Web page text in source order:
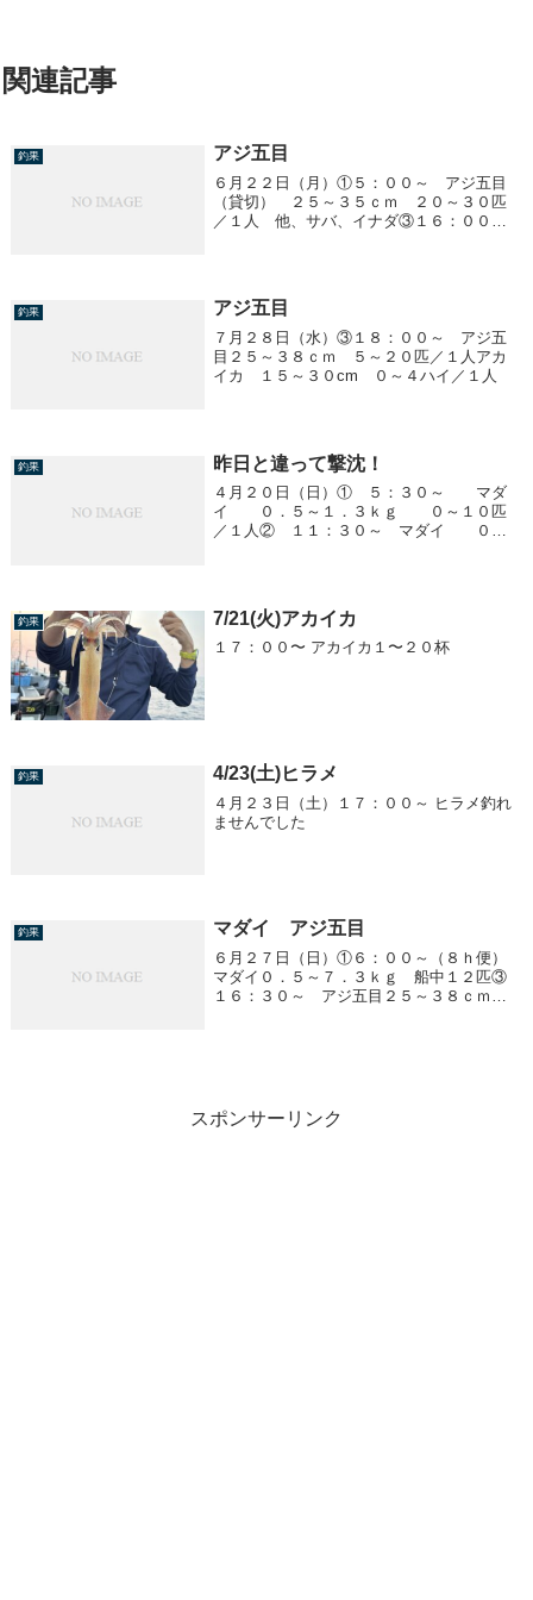
関連記事
釣果 アジ五目
６月２２日（月）①５：００～ アジ五目
（貸切） ２５～３５ｃｍ ２０～３０匹
／１人 他、サバ、イナダ③１６：００
釣果 アジ五目
７月２８日（水）③１８：００～ アジ五
目２５～３８ｃｍ ５～２０匹／１人アカ
イカ １５～３０cm ０～４ハイ／１人
釣果 昨日と違って撃沈！
４月２０日（日）① ５：３０～ マダ
イ ０．５～１．３ｋｇ ０～１０匹
／１人② １１：３０～ マダイ ０．
釣果 7/21(火)アカイカ
１７：００〜 アカイカ１〜２０杯
釣果 4/23(土)ヒラメ
４月２３日（土）１７：００～ ヒラメ釣れ
ませんでした
釣果 マダイ アジ五目
６月２７日（日）①６：００～（８ｈ便）
マダイ０．５～７．３ｋｇ 船中１２匹③
１６：３０～ アジ五目２５～３８ｃｍ
スポンサーリンク